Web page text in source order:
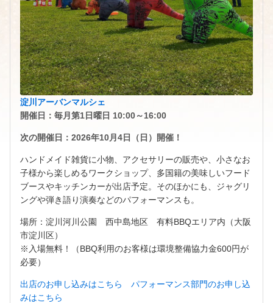
淀川アーバンマルシェ
開催日：毎月第1日曜日 10:00～16:00
次の開催日：2026年10月4日（日）開催！
ハンドメイド雑貨に小物、アクセサリーの販売や、小さなお
子様から楽しめるワークショップ、多国籍の美味しいフード
ブースやキッチンカーが出店予定。そのほかにも、ジャグリ
ングや弾き語り演奏などのパフォーマンスも。
場所：淀川河川公園 西中島地区 有料BBQエリア内（大阪
市淀川区）
※入場無料！（BBQ利用のお客様は環境整備協力金600円が
必要）
出店のお申し込みはこちら
パフォーマンス部門のお申し込
みはこちら